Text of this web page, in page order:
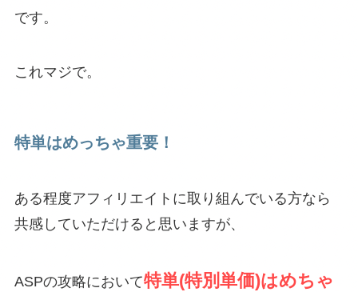
です。
これマジで。
特単はめっちゃ重要！
ある程度アフィリエイトに取り組んでいる方なら
共感していただけると思いますが、
ASPの攻略において特単(特別単価)はめちゃ